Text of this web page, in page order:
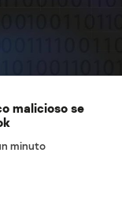
malicioso se
minuto